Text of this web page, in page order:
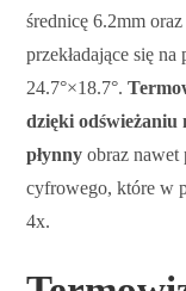
średnicę 6.2mm
przekładające się
24.7°×18.7°.
dzięki odświeżaniu
płynny obraz nawet
cyfrowego, które w
4x.